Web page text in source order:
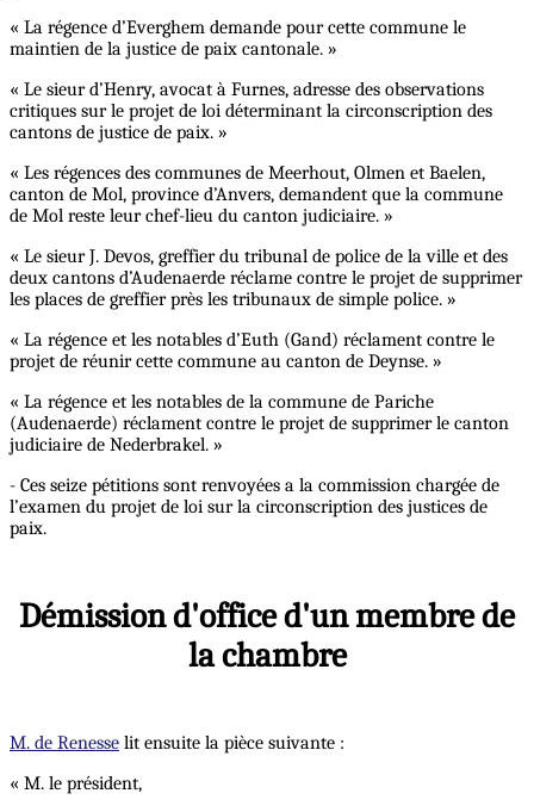
« La régence d’Everghem demande pour cette commune le
maintien de la justice de paix cantonale. »
« Le sieur d’Henry, avocat à Furnes, adresse des observations
critiques sur le projet de loi déterminant la circonscription des
cantons de justice de paix. »
« Les régences des communes de Meerhout, Olmen et Baelen,
canton de Mol, province d’Anvers, demandent que la commune
de Mol reste leur chef-lieu du canton judiciaire. »
« Le sieur J. Devos, greffier du tribunal de police de la ville et des
deux cantons d’Audenaerde réclame contre le projet de supprimer
les places de greffier près les tribunaux de simple police. »
« La régence et les notables d’Euth (Gand) réclament contre le
projet de réunir cette commune au canton de Deynse. »
« La régence et les notables de la commune de Pariche
(Audenaerde) réclament contre le projet de supprimer le canton
judiciaire de Nederbrakel. »
- Ces seize pétitions sont renvoyées a la commission chargée de
l’examen du projet de loi sur la circonscription des justices de
paix.
Démission d'office d'un membre de
la chambre
M. de Renesse lit ensuite la pièce suivante :
« M. le président,